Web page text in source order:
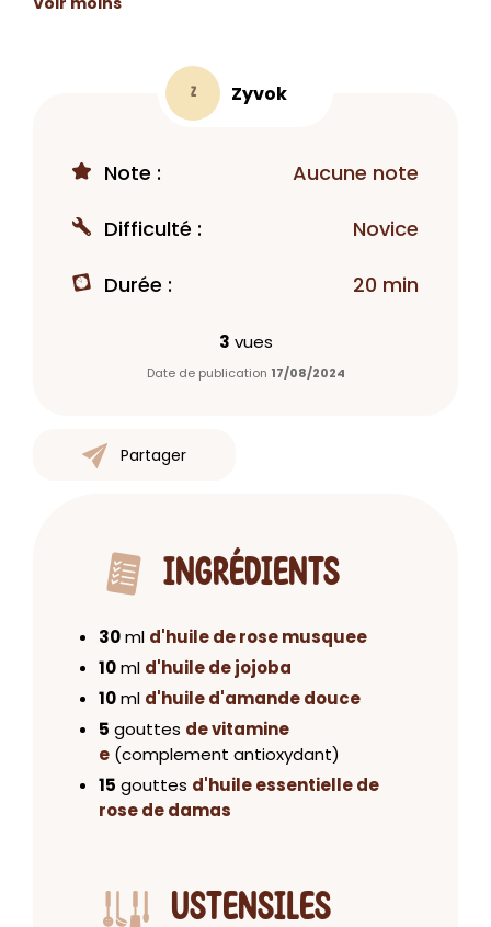
Z Zyvok
Note : Aucune note
Difficulté : Novice
Durée : 20 min
3 vues
Date de publication 17/08/2024
Partager
INGRÉDIENTS
30ml d'huile de rose musquee
10ml d'huile de jojoba
10ml d'huile d'amande douce
5 gouttes de vitamine
e (complement antioxydant)
15 gouttes d'huile essentielle de
rose de damas
USTENSILES